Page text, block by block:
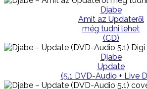
Djabe
Amit az Updateről
még tudni lehet
(CD)
Djabe
Update
(5.1 DVD-Audio + Live